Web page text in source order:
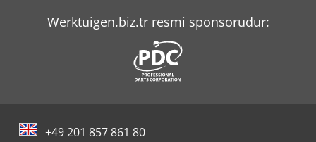
Werktuigen.biz.tr resmi sponsorudur:
+49 201 857 861 80